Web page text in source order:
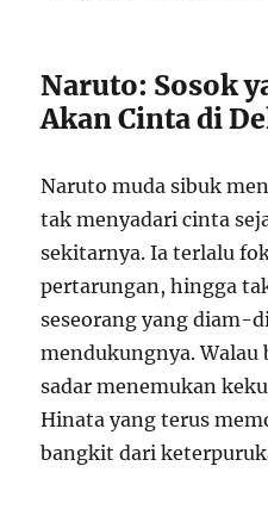
Naruto: Sosok
Akan Cinta di
Naruto muda sibuk
tak menyadari cinta
sekitarnya. Ia terlalu
pertarungan, hingga
seseorang yang diam-
mendukungnya.
sadar menemukan
Hinata yang terus
bangkit dari